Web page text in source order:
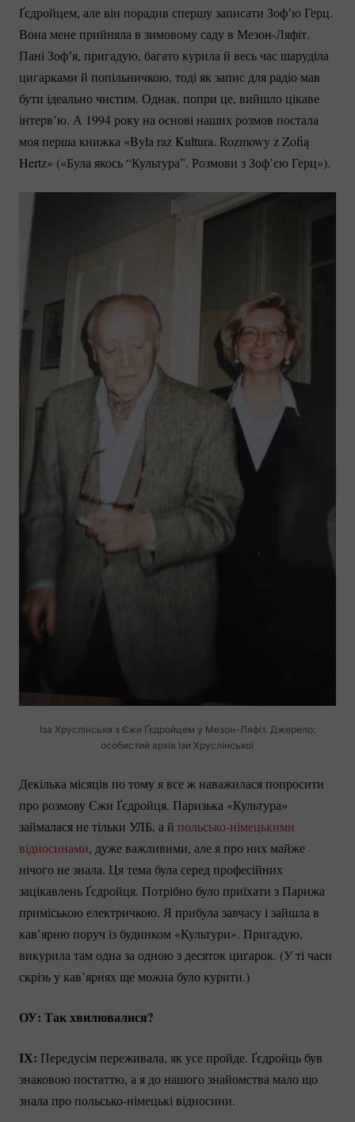
Ґєдройцем, але він порадив спершу записати Зофʼю Герц.
Вона мене прийняла в зимовому саду в Мезон-Ляфіт.
Пані Зофʼя, пригадую, багато курила й весь час шаруділа
цигарками й попільничкою, тоді як запис для радіо мав
бути ідеально чистим. Однак, попри це, вийшло цікаве
інтерв’ю. А 1994 року на основі наших розмов постала
моя перша книжка «Była raz Kultura. Rozmowy z Zofią
Hertz» («Була якось “Культура”. Розмови з Зоф’єю Герц»).
Іза Хруслінська з Єжи Ґєдройцем у Мезон-Ляфіт. Джерело:
особистий архів Ізи Хруслінської
Декілька місяців по тому я все ж наважилася попросити
про розмову Єжи Ґєдройця. Паризька «Культура»
займалася не тільки УЛБ, а й польсько-німецькими
відносинами, дуже важливими, але я про них майже
нічого не знала. Ця тема була серед професійних
зацікавлень Ґєдройця. Потрібно було приїхати з Парижа
приміською електричкою. Я прибула завчасу і зайшла в
кав’ярню поруч із будинком «Культури». Пригадую,
викурила там одна за одною з десяток цигарок. (У ті часи
скрізь у кав’ярнях ще можна було курити.)
ОУ: Так хвилювалися?
ІХ: Передусім переживала, як усе пройде. Ґєдройць був
знаковою постаттю, а я до нашого знайомства мало що
знала пропольсько-німецьківідносини.